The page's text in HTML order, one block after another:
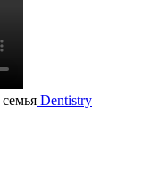
Dentistry